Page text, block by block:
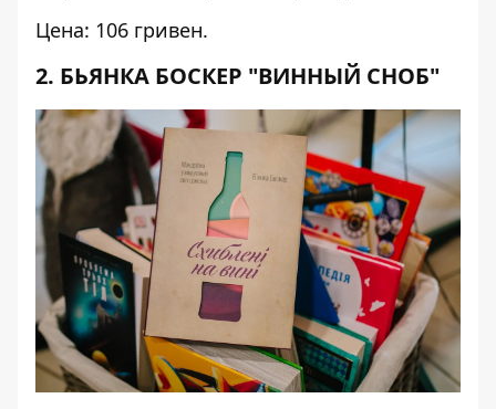
Цена: 106 гривен.
2. БЬЯНКА БОСКЕР "ВИННЫЙ СНОБ"